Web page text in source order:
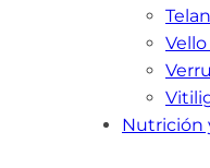
Nutrición